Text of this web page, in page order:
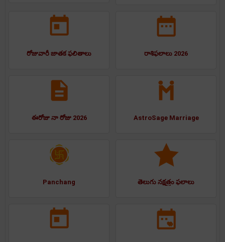
రోజువారీ జాతక ఫలితాలు రాశిఫలాలు 2026
ఈరోజు నా రోజు 2026 AstroSage Marriage
Panchang తెలుగు నక్షత్రం ఫలాలు